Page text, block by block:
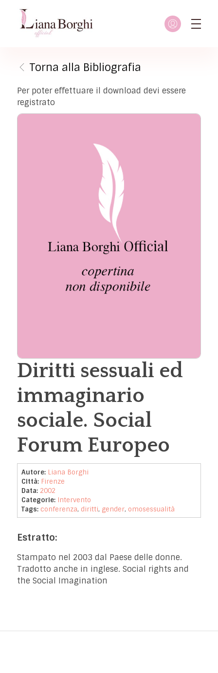
Torna alla Bibliografia
Per poter effettuare il download devi essere
registrato
Diritti sessuali ed
immaginario
sociale. Social
Forum Europeo
Autore: Liana Borghi
Città: Firenze
Data: 2002
Categorie: Intervento
Tags: conferenza, diritti, gender, omosessualità
Estratto:
Stampato nel 2003 dal Paese delle donne.
Tradotto anche in inglese. Social rights and
the Social Imagination